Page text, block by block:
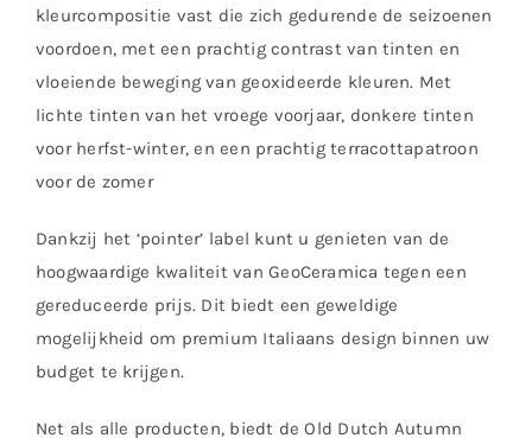
kleurcompositie vast die zich gedurende de seizoenen
voordoen, met een prachtig contrast van tinten en
vloeiende beweging van geoxideerde kleuren. Met
lichte tinten van het vroege voorjaar, donkere tinten
voor herfst-winter, en een prachtig terracottapatroon
voor de zomer
Dankzij het ‘pointer’ label kunt u genieten van de
hoogwaardige kwaliteit van GeoCeramica tegen een
gereduceerde prijs. Dit biedt een geweldige
mogelijkheid om premium Italiaans design binnen uw
budget te krijgen.
Net als alle producten, biedt de Old Dutch Autumn